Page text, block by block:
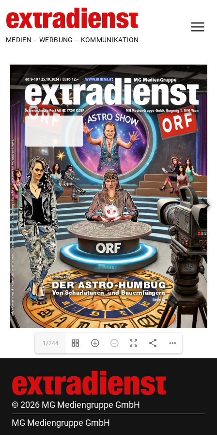
MEDIEN – WERBUNG – KOMMUNIKATION
www.mucha.at
1/244
© 2026 MG Mediengruppe GmbH
MG Mediengruppe GmbH